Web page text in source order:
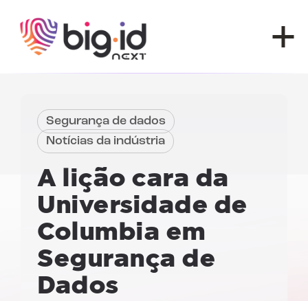
Segurança de dados
Notícias da indústria
A lição cara da
Universidade de
Columbia em
Segurança de
Dados